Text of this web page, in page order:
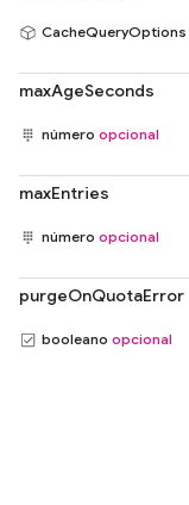
CacheQueryOptions
maxAgeSeconds
número opcional
maxEntries
número opcional
purgeOnQuotaError
booleano opcional